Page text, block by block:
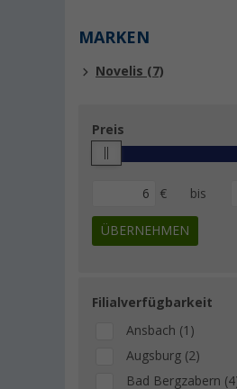
MARKEN
Novelis (7)
Preis
€ bis
ÜBERNEHMEN
Filialverfügbarkeit
Ansbach (1)
Augsburg (2)
Bad Bergzabern